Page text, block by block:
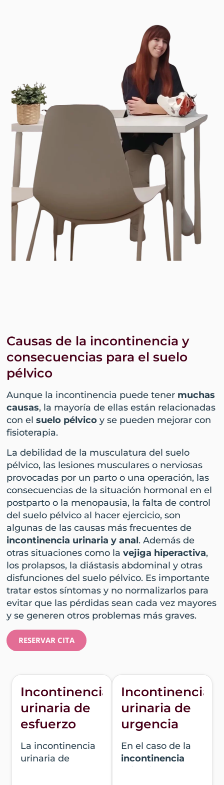
Causas de la incontinencia y
consecuencias para el suelo
pélvico
Aunque la incontinencia puede tener muchas
causas, la mayoría de ellas están relacionadas
con el suelo pélvicoy se pueden mejorar con
fisioterapia.
La debilidad de la musculatura del suelo
pélvico, las lesiones musculares o nerviosas
provocadas por un parto o una operación, las
consecuencias de la situación hormonal en el
postparto o la menopausia, la falta de control
del suelo pélvico al hacer ejercicio, son
algunas de las causas más frecuentes de
incontinencia urinaria y anal. Además de
otras situaciones como la vejiga hiperactiva,
los prolapsos, la diástasis abdominal y otras
disfunciones del suelo pélvico. Es importante
tratar estos síntomas y no normalizarlos para
evitar que las pérdidas sean cada vez mayores
y se generen otros problemas más graves.
RESERVAR CITA
Incontinencia
urinaria de
esfuerzo
La incontinencia
urinaria de
Incontinencia
urinaria de
urgencia
En el caso de la
incontinencia